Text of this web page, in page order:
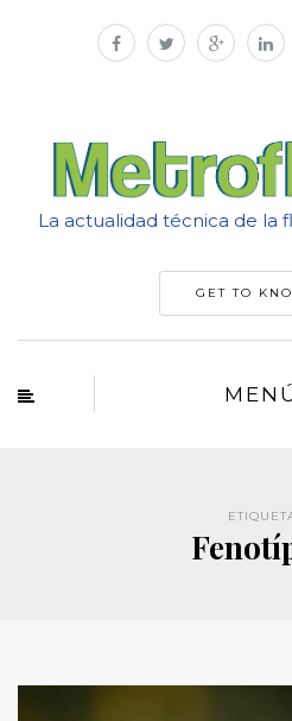
La actualidad técnica de la
GET TO